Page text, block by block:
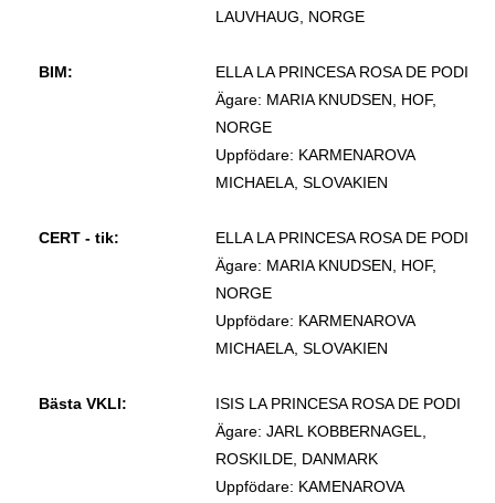
LAUVHAUG, NORGE
BIM:
ELLA LA PRINCESA ROSA DE PODI
Ägare: MARIA KNUDSEN, HOF,
NORGE
Uppfödare: KARMENAROVA
MICHAELA, SLOVAKIEN
CERT - tik:
ELLA LA PRINCESA ROSA DE PODI
Ägare: MARIA KNUDSEN, HOF,
NORGE
Uppfödare: KARMENAROVA
MICHAELA, SLOVAKIEN
Bästa VKLI:
ISIS LA PRINCESA ROSA DE PODI
Ägare: JARL KOBBERNAGEL,
ROSKILDE, DANMARK
Uppfödare: KAMENAROVA